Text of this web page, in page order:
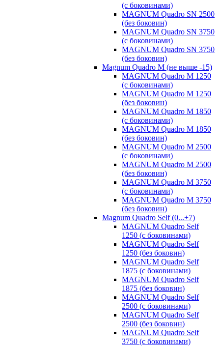
(с боковинами)
MAGNUM Quadro SN 2500
(без боковин)
MAGNUM Quadro SN 3750
(с боковинами)
MAGNUM Quadro SN 3750
(без боковин)
Magnum Quadro M (не выше -15)
MAGNUM Quadro M 1250
(с боковинами)
MAGNUM Quadro M 1250
(без боковин)
MAGNUM Quadro M 1850
(с боковинами)
MAGNUM Quadro M 1850
(без боковин)
MAGNUM Quadro M 2500
(с боковинами)
MAGNUM Quadro M 2500
(без боковин)
MAGNUM Quadro M 3750
(с боковинами)
MAGNUM Quadro M 3750
(без боковин)
Magnum Quadro Self (0...+7)
MAGNUM Quadro Self
1250 (с боковинами)
MAGNUM Quadro Self
1250 (без боковин)
MAGNUM Quadro Self
1875 (с боковинами)
MAGNUM Quadro Self
1875 (без боковин)
MAGNUM Quadro Self
2500 (с боковинами)
MAGNUM Quadro Self
2500 (без боковин)
MAGNUM Quadro Self
3750 (с боковинами)